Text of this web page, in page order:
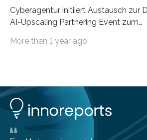
Cyberagentur initiiert Austausch zur
AI-Upscaling Partnering Event zum
innovative DatenverarbeitungDie
Entwicklung von Technologien zur
Datenreduktion und Rekonstruktion in
Kommunikationsumgebungen. Das
Vernetzung potenzieller
More than 1 year ago